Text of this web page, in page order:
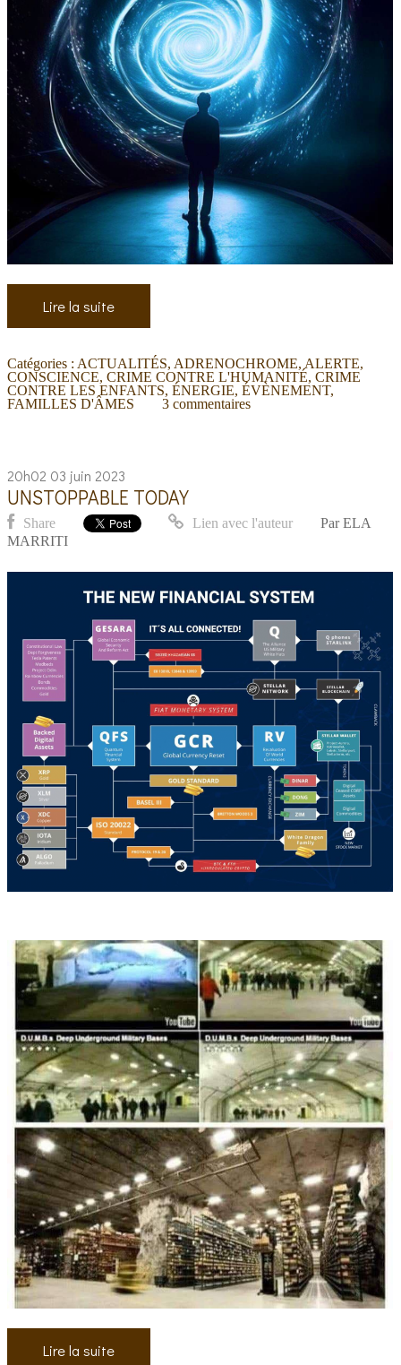
Lire la suite
Catégories : ACTUALITÉS, ADRENOCHROME, ALERTE,
CONSCIENCE,CRIME CONTRE L'HUMANITÉ,CRIME
CONTRE LES ENFANTS,ÉNERGIE,ÉVÈNEMENT,
FAMILLES D'ÂMES
3 commentaires
20h02 03 juin 2023
UNSTOPPABLE TODAY
Share Lien avec l'auteur Par ELA
MARRITI
Lire la suite